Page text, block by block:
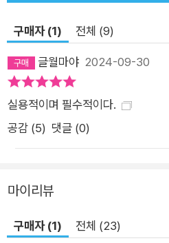
를 작성할 수 있다. 2단계는 콘텐
인 등 플랫폼마다 다른 운영 방침
가 유행하는지 알아야 한다. 그래야
를 터트릴 수 있다. 3단계는 본격적으로 ‘전략적인 유기적 콘텐츠
(SOC)’를 만드는 법을 안내한다.
용, 영상에 어떤 문구를 써야 하는
콘텐츠가 더 많은 사람에게 도달하
텐츠를 제작하는 것이 바로 5단계
구매자 (1) 전체 (9)
글월마야 2024-09-30
실용적이며 필수적이다.
공감 (5) 댓글 (0)
마이리뷰
구매자 (1) 전체 (23)